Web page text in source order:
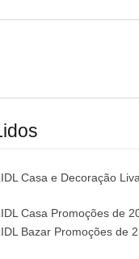
Casa e Decoração
Casa Promoções de
Bazar Promoções de